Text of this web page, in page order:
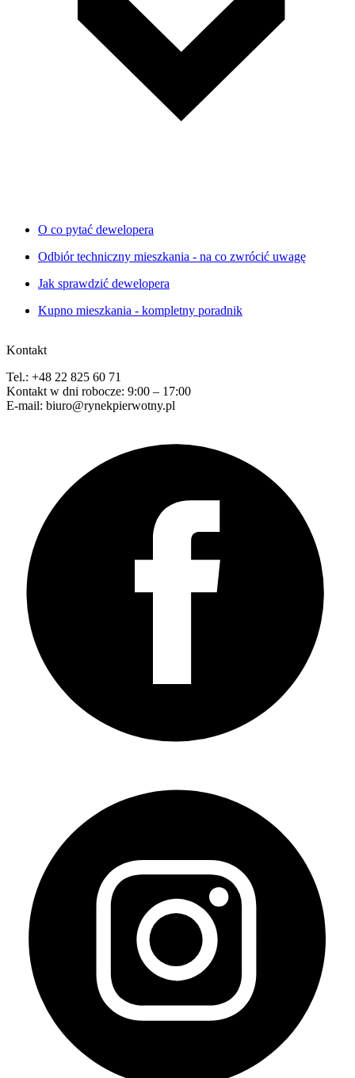
O co pytać dewelopera
Odbiór techniczny mieszkania - na co zwrócić uwagę
Jak sprawdzić dewelopera
Kupno mieszkania - kompletny poradnik
Kontakt
Tel.: +48 22 825 60 71
Kontakt w dni robocze: 9:00 – 17:00
E-mail: biuro@rynekpierwotny.pl